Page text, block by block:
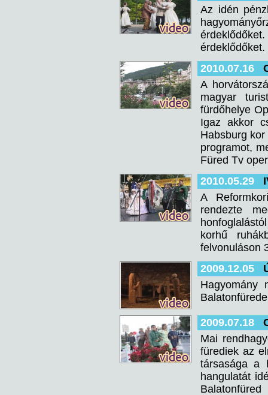
Az idén
érdeklődőket.
2010.07.16
A
magyar
fürdőhelye
Igaz akkor
Habsburg
programot,
Füred Tv
2010.05.29
A
rendezte
korhű
felvonuláson
2009.12.05
Hagyomány
2009.07.18
Mai
fürediek az
társasága a
hangulatát